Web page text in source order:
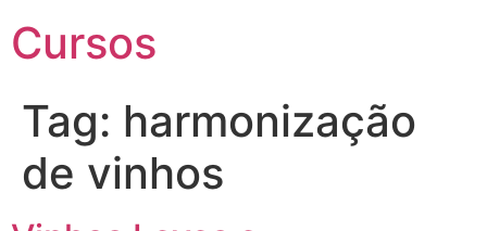
Cursos
Tag: harmonização
de vinhos